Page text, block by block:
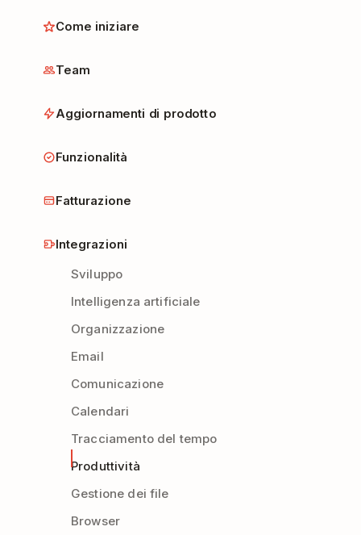
Come iniziare
Team
Aggiornamenti di prodotto
Funzionalità
Fatturazione
Integrazioni
Sviluppo
Intelligenza artificiale
Organizzazione
Email
Comunicazione
Calendari
Tracciamento del tempo
Produttività
Gestione dei file
Browser